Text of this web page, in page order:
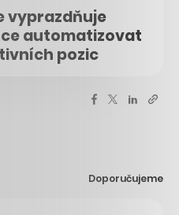
vyprazdňuje
automatizovat
pozic
Doporučujeme